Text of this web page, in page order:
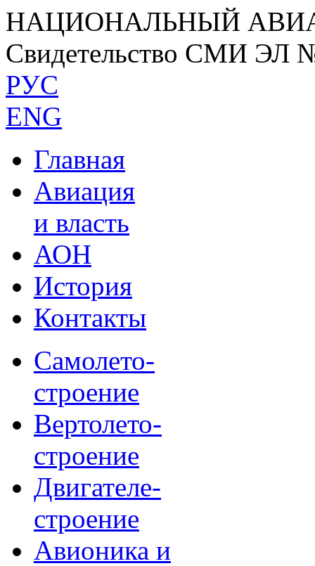
НАЦИОНАЛЬНЫЙ
Свидетельство СМИ ЭЛ
РУС
ENG
Главная
Авиация
и власть
АОН
История
Контакты
Самолето-
строение
Вертолето-
строение
Двигателе-
строение
Авионика и